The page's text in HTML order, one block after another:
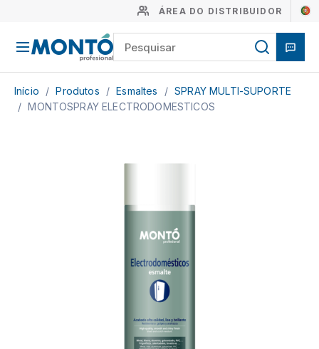
ÁREA DO DISTRIBUIDOR
Início / Produtos / Esmaltes / SPRAY MULTI-SUPORTE
/ MONTOSPRAY ELECTRODOMESTICOS